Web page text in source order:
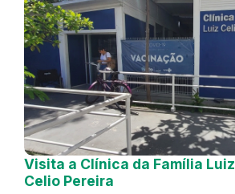
Visita a Clínica da Família Luiz
Celio Pereira